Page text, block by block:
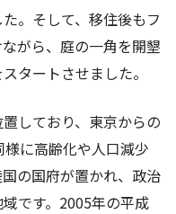
。そして、移住後もフ
がら、庭の一角を開墾
タートさせました。
しており、東京からの
に高齢化や人口減少
の国府が置かれ、政治
です。 2005年の平成